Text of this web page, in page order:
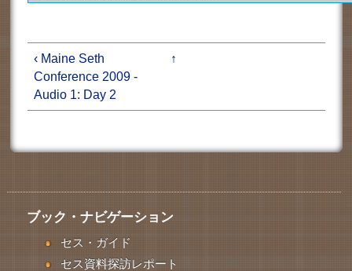
‹ Maine Seth
Conference 2009 -
Audio 1: Day 2
↑
ブック・ナビゲーション
セス・ガイド
セス資料探訪レポート